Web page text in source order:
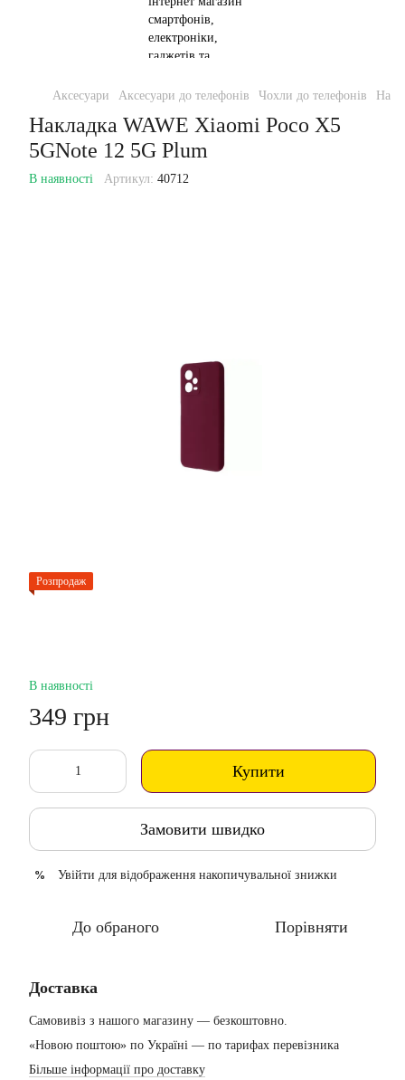
Аксесуари Аксесуари до телефонів Чохли до телефонів
Накладка WAWE Xiaomi Poco X5
5GNote 12 5G Plum
В наявності Артикул: 40712
Розпродаж
В наявності
349 грн
Купити
Замовити швидко
% Увійти для відображення накопичувальної знижки
До обраного Порівняти
Доставка
Самовивіз з нашого магазину — безкоштовно.
«Новою поштою» по Україні — по тарифах перевізника
Більше інформації про доставку